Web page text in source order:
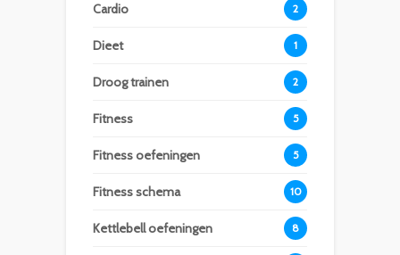
Cardio 2
Dieet 1
Droog trainen 2
Fitness 5
Fitness oefeningen 5
Fitness schema 10
Kettlebell oefeningen 8